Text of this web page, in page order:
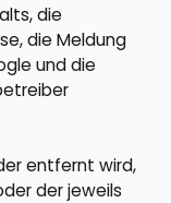
die
die Meldung
und die
entfernt wird,
der jeweils